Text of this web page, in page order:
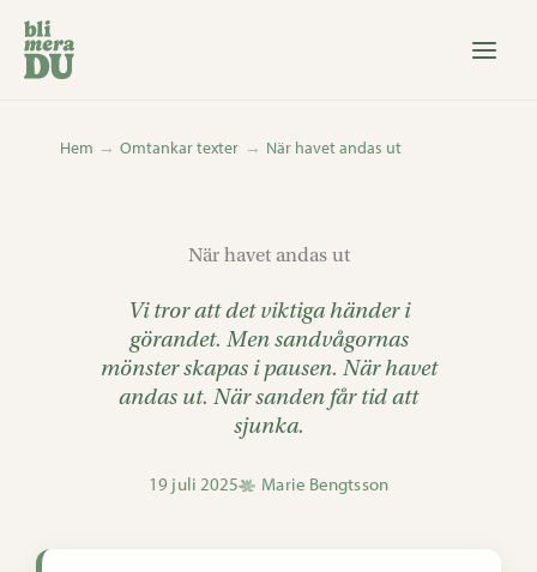
Hoppa
innehåll
Hem Omtankar texter När havet andas ut
När havet andas ut
Vi tror att det viktiga händer i
görandet. Men sandvågornas
mönster skapas i pausen. När havet
andas ut. När sanden får tid att
sjunka.
19 juli 2025 Marie Bengtsson